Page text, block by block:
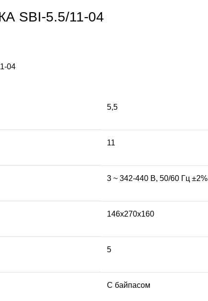
SBI-5.5/11-04
04
5,5
11
3 ~ 342-440 В, 50/60 Гц ±2%
146x270x160
5
С байпасом